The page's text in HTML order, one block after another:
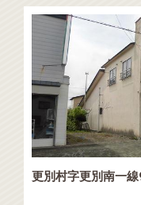
更別村字更別南一線